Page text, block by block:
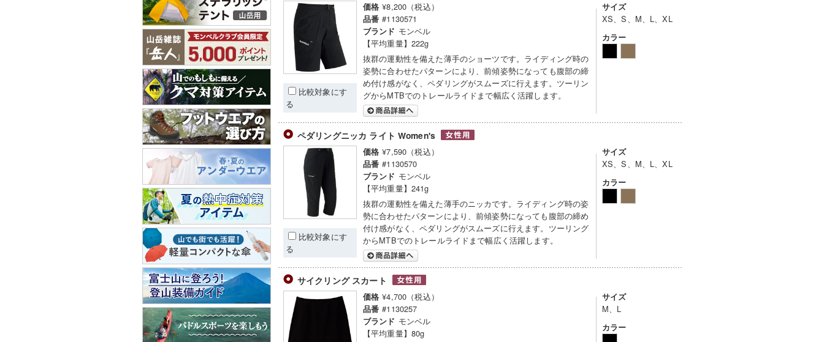
比較対象にす
る
価格 ¥8,200（税込）
品番 #1130571
ブランド モンベル
【平均重量】222g
抜群の運動性を備えた薄手のショーツです。ライディング時の
姿勢に合わせたパターンにより、前傾姿勢になっても腹部の締
め付け感がなく、ペダリングがスムーズに行えます。ツーリン
グからMTBでのトレールライドまで幅広く活躍します。
サイズ
XS、S、M、L、XL
カラー
ペダリングニッカ ライト Women's
比較対象にす
る
価格 ¥7,590（税込）
品番 #1130570
ブランド モンベル
【平均重量】241g
抜群の運動性を備えた薄手のニッカです。ライディング時の姿
勢に合わせたパターンにより、前傾姿勢になっても腹部の締め
付け感がなく、ペダリングがスムーズに行えます。ツーリング
からMTBでのトレールライドまで幅広く活躍します。
サイズ
XS、S、M、L、XL
カラー
サイクリング スカート
価格 ¥4,700（税込）
品番 #1130257
ブランド モンベル
【平均重量】80g
サイズ
M、L
カラー